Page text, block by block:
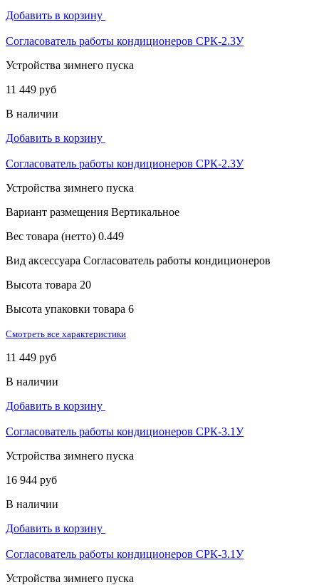
Добавить в корзину
Согласователь работы кондиционеров СРК-2.3У
Устройства зимнего пуска
11 449 руб
В наличии
Добавить в корзину
Согласователь работы кондиционеров СРК-2.3У
Устройства зимнего пуска
Вариант размещения Вертикальное
Вес товара (нетто) 0.449
Вид аксессуара Согласователь работы кондиционеров
Высота товара 20
Высота упаковки товара 6
Смотреть все характеристики
11 449 руб
В наличии
Добавить в корзину
Согласователь работы кондиционеров СРК-3.1У
Устройства зимнего пуска
16 944 руб
В наличии
Добавить в корзину
Согласователь работы кондиционеров СРК-3.1У
Устройства зимнего пуска